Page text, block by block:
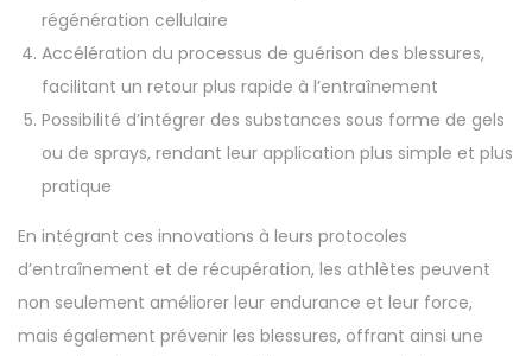
régénération cellulaire
Accélération du processus de guérison des blessures,
facilitant un retour plus rapide à l’entraînement
Possibilité d’intégrer des substances sous forme de gels
ou de sprays, rendant leur application plus simple et plus
pratique
En intégrant ces innovations à leurs protocoles
d’entraînement et de récupération, les athlètes peuvent
non seulement améliorer leur endurance et leur force,
mais également prévenir les blessures, offrant ainsi une